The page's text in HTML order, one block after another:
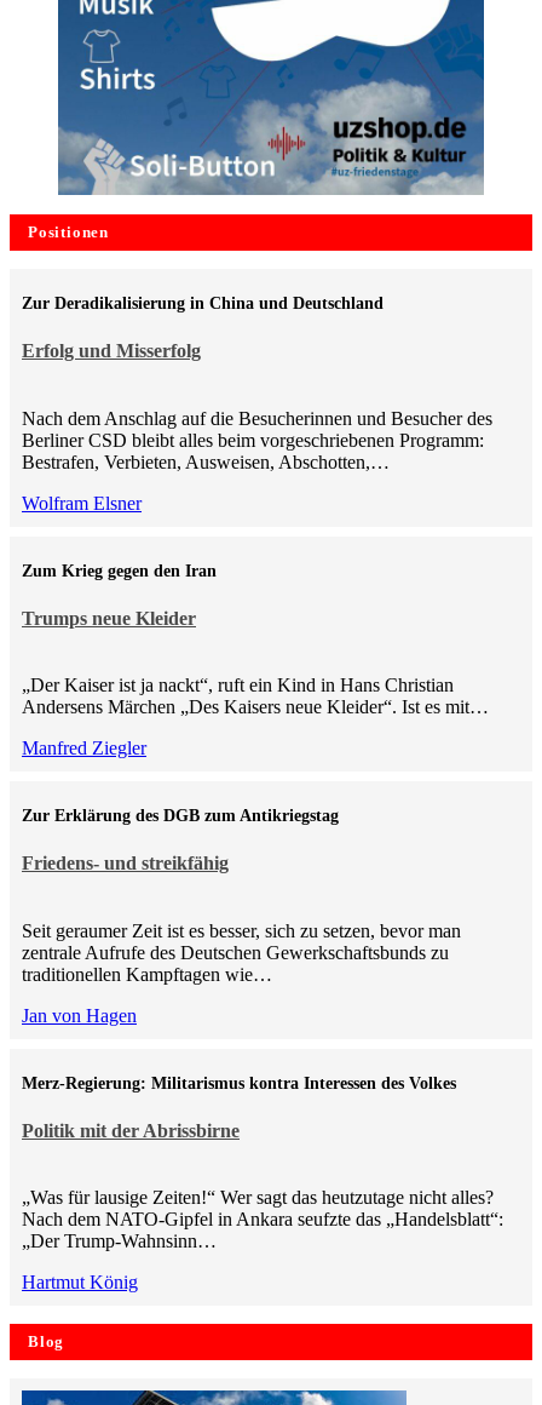
Positionen
Erfolg und Misserfolg
Zur Deradikalisierung in China und Deutschland
Nach dem Anschlag auf die Besucherinnen und Besucher des
Berliner CSD bleibt alles beim vorgeschriebenen Programm:
Bestrafen, Verbieten, Ausweisen, Abschotten,…
Wolfram Elsner
Trumps neue Kleider
Zum Krieg gegen den Iran
„Der Kaiser ist ja nackt“, ruft ein Kind in Hans Christian
Andersens Märchen „Des Kaisers neue Kleider“. Ist es mit…
Manfred Ziegler
Friedens- und streikfähig
Zur Erklärung des DGB zum Antikriegstag
Seit geraumer Zeit ist es besser, sich zu setzen, bevor man
zentrale Aufrufe des Deutschen Gewerkschaftsbunds zu
traditionellen Kampftagen wie…
Jan von Hagen
Politik mit der Abrissbirne
Merz-Regierung: Militarismus kontra Inte­ressen des Volkes
„Was für lausige Zeiten!“ Wer sagt das heutzutage nicht alles?
Nach dem NATO-Gipfel in Ankara seufzte das „Handelsblatt“:
„Der Trump-Wahnsinn…
Hartmut König
Blog